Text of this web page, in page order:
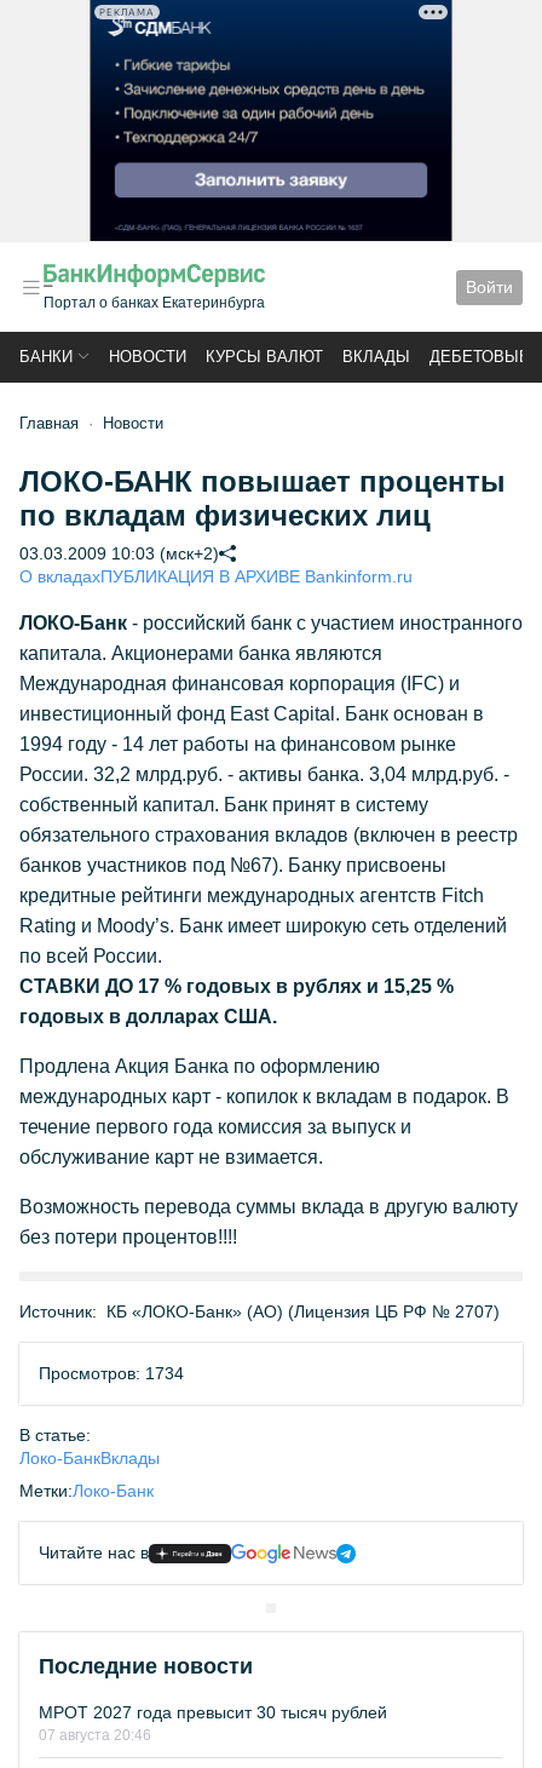
РЕКЛАМА
Портал о банках Екатеринбурга
Войти
БАНКИ НОВОСТИ КУРСЫ ВАЛЮТ ВКЛАДЫ ДЕБЕТОВЫЕ
Главная Новости
ЛОКО-БАНК повышает проценты
по вкладам физических лиц
03.03.2009 10:03 (мск+2)
О вкладахПУБЛИКАЦИЯ В АРХИВЕ Bankinform.ru
ЛОКО-Банк - российский банк с участием иностранного
капитала. Акционерами банка являются
Международная финансовая корпорация (IFC) и
инвестиционный фонд East Capital. Банк основан в
1994 году - 14 лет работы на финансовом рынке
России. 32,2 млрд.руб. - активы банка. 3,04 млрд.руб. -
собственный капитал. Банк принят в систему
обязательного страхования вкладов (включен в реестр
банков участников под №67). Банку присвоены
кредитные рейтинги международных агентств Fitch
Rating и Moody’s. Банк имеет широкую сеть отделений
по всей России.
СТАВКИ ДО 17 % годовых в рублях и 15,25 %
годовых в долларах США.
Продлена Акция Банка по оформлению
международных карт - копилок к вкладам в подарок. В
течение первого года комиссия за выпуск и
обслуживание карт не взимается.
Возможность перевода суммы вклада в другую валюту
без потери процентов!!!!
Источник: КБ «ЛОКО-Банк» (АО) (Лицензия ЦБ РФ № 2707)
Просмотров: 1734
В статье:
Локо-БанкВклады
Метки:Локо-Банк
Читайте нас в
Последние новости
МРОТ 2027 года превысит 30 тысяч рублей
07 августа 20:46